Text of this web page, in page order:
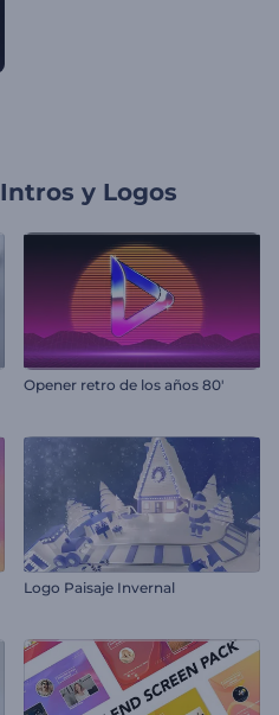
Intros y Logos
Opener retro de los años 80'
Logo Paisaje Invernal